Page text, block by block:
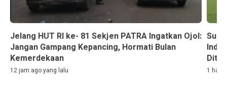
Jelang HUT RI ke- 81 Sekjen PATRA Ingatkan Ojol:
Jangan Gampang Kepancing, Hormati Bulan
Kemerdekaan
12 jam ago yang lalu 1 hari